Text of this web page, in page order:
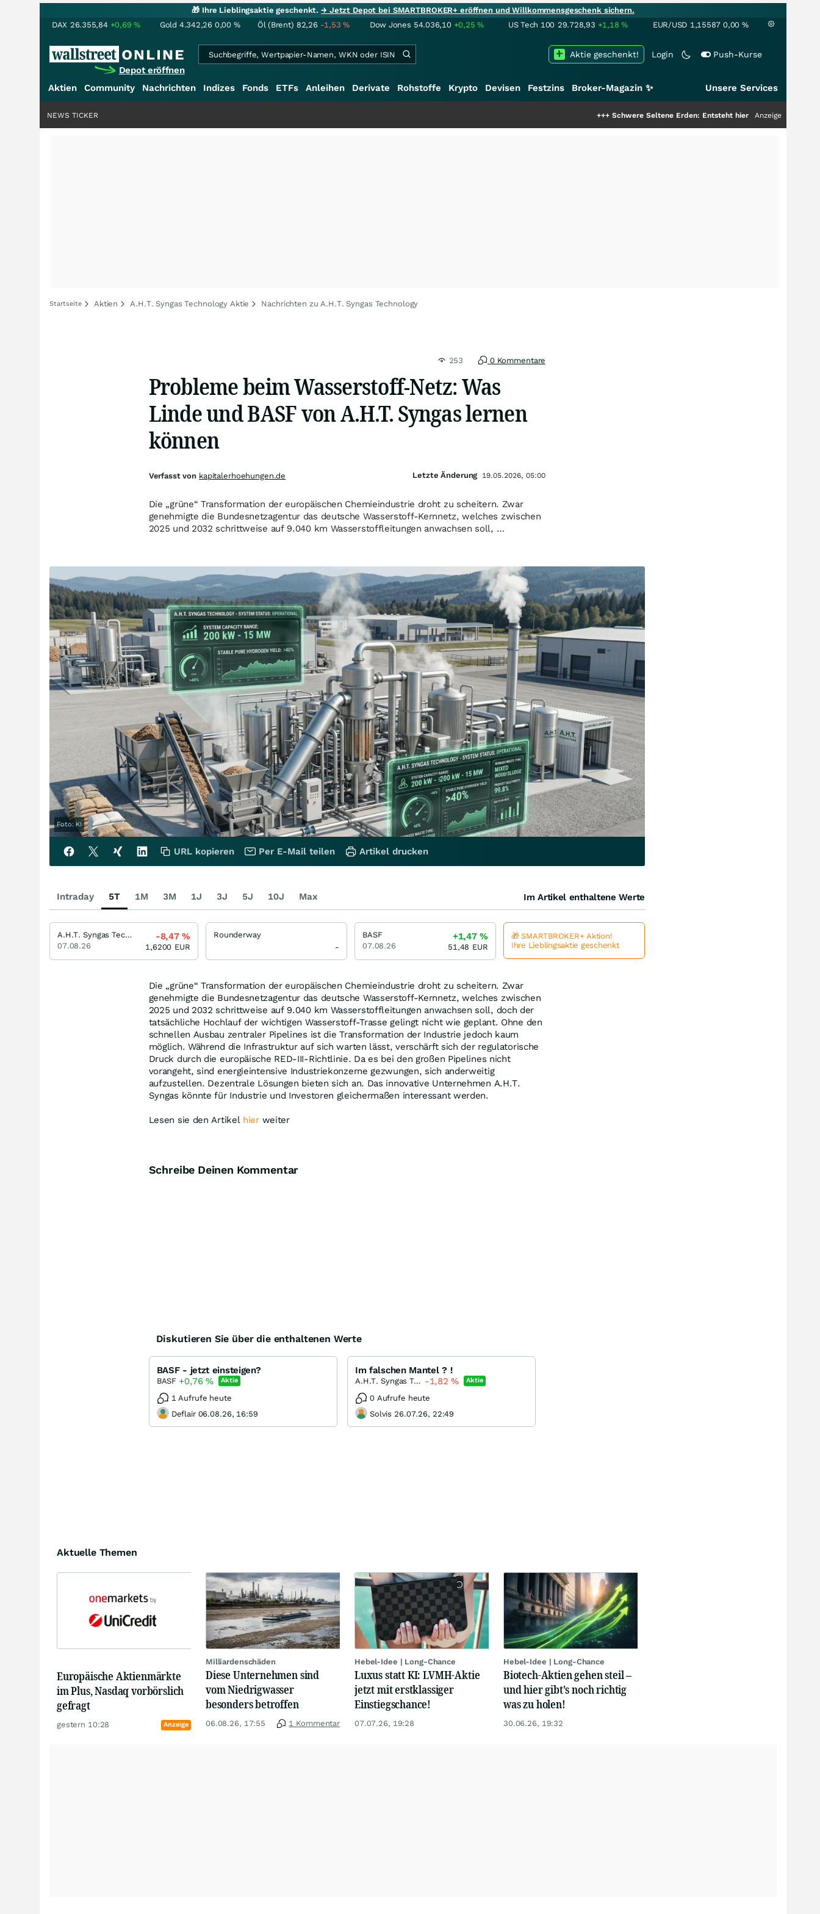
🎁 Ihre Lieblingsaktie geschenkt.→ Jetzt Depot bei SMARTBROKER+ eröffnen und Willkommensgeschenk sichern.
DAX 26.355,84 +0,69% Gold 4.342,26 0,00 % Öl (Brent) 82,26 -1,53% Dow Jones 54.036,10 +0,25% US Tech 100 29.728,93 +1,18% EUR/USD 1,15587 0,00 %
Depot eröffnen
Login Push-Kurse
Aktie geschenkt!
Aktien Community Nachrichten Indizes Fonds ETFs Anleihen Derivate Rohstoffe Krypto Devisen Festzins Broker-Magazin ✨ Unsere Services
Schwere Seltene Erden: Entsteht hier die nächste Milliardenstory?
Anzeige
NEWS TICKER
Startseite Aktien A.H.T. Syngas Technology Aktie Nachrichten zu A.H.T. Syngas Technology
253 0 Kommentare
Probleme beim Wasserstoff-Netz: Was
Linde und BASF von A.H.T. Syngas lernen
können
Die „grüne“ Transformation der europäischen Chemieindustrie droht zu scheitern. Zwar
genehmigte die Bundesnetzagentur das deutsche Wasserstoff-Kernnetz, welches zwischen
2025 und 2032 schrittweise auf 9.040 km Wasserstoffleitungen anwachsen soll, …
Foto: KI
Die „grüne“ Transformation der europäischen Chemieindustrie droht zu scheitern. Zwar
genehmigte die Bundesnetzagentur das deutsche Wasserstoff-Kernnetz, welches zwischen
2025 und 2032 schrittweise auf 9.040 km Wasserstoffleitungen anwachsen soll, doch der
tatsächliche Hochlauf der wichtigen Wasserstoff-Trasse gelingt nicht wie geplant. Ohne den
schnellen Ausbau zentraler Pipelines ist die Transformation der Industrie jedoch kaum
möglich. Während die Infrastruktur auf sich warten lässt, verschärft sich der regulatorische
Druck durch die europäische RED-III-Richtlinie. Da es bei den großen Pipelines nicht
vorangeht, sind energieintensive Industriekonzerne gezwungen, sich anderweitig
aufzustellen. Dezentrale Lösungen bieten sich an. Das innovative Unternehmen A.H.T.
Syngas könnte für Industrie und Investoren gleichermaßen interessant werden.
Lesen sie den Artikel hierweiter
Schreibe Deinen Kommentar
Diskutieren Sie über die enthaltenen Werte
BASF - jetzt einsteigen?
BASF +0,76% Aktie
1 Aufrufe heute
Deflair 06.08.26, 16:59
Im falschen Mantel ? !
A.H.T. Syngas Technology -1,82% Aktie
0 Aufrufe heute
Solvis 26.07.26, 22:49
Aktuelle Themen
Europäische Aktienmärkte
im Plus, Nasdaq vorbörslich
gefragt
gestern 10:28 Anzeige
Milliardenschäden
Diese Unternehmen sind
vom Niedrigwasser
besonders betroffen
06.08.26, 17:55 1 Kommentar
Hebel-Idee | Long-Chance
Luxus statt KI: LVMH-Aktie
jetzt mit erstklassiger
Einstiegschance!
07.07.26, 19:28
Hebel-Idee | Long-Chance
Biotech-Aktien gehen steil –
und hier gibt's noch richtig
was zu holen!
30.06.26, 19:32
Verfasst von kapitalerhoehungen.de Letzte Änderung 19.05.2026, 05:00
URL kopieren Per E-Mail teilen Artikel drucken
Intraday 5T 1M 3M 1J 3J 5J 10J Max Im Artikel enthaltene Werte
A.H.T. Syngas Technology
07.08.26
-8,47%
1,6200 EUR
Rounderway
-
BASF
07.08.26
+1,47%
51,48 EUR
🎁 SMARTBROKER+ Aktion!
Ihre Lieblingsaktie geschenkt